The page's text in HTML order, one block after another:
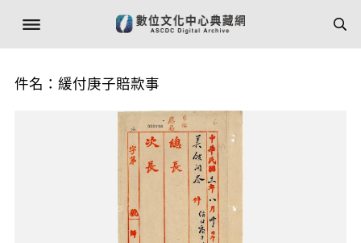
件名：緩付庚子賠款事